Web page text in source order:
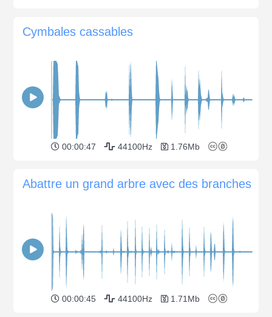
Cymbales cassables
00:00:47 44100Hz 1.76Mb
Abattre un grand arbre avec des branches
00:00:45 44100Hz 1.71Mb